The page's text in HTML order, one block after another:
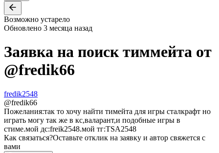
Возможно устарело
Обновлено 3 месяца назад
Заявка на поиск тиммейта от
@fredik66
fredik2548
@fredik66
Пожелания:так то хочу найти тимейта для игры сталкрафт но
играть могу так же в кс,валарант,и подобные игры в
стиме.мой дс:freik2548.мой тг:TSA2548
Как связаться?Оставьте отклик на заявку и автор свяжется с
вами